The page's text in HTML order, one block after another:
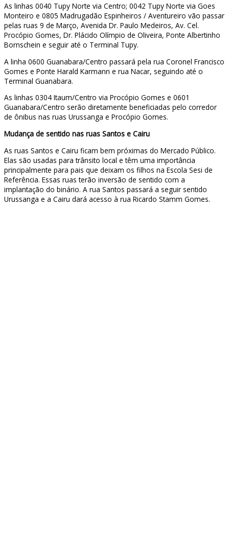
As linhas 0040 Tupy Norte via Centro; 0042 Tupy Norte via Goes
Monteiro e 0805 Madrugadão Espinheiros / Aventureiro vão passar
pelas ruas 9 de Março, Avenida Dr. Paulo Medeiros, Av. Cel.
Procópio Gomes, Dr. Plácido Olímpio de Oliveira, Ponte Albertinho
Bornschein e seguir até o Terminal Tupy.
A linha 0600 Guanabara/Centro passará pela rua Coronel Francisco
Gomes e Ponte Harald Karmann e rua Nacar, seguindo até o
Terminal Guanabara.
As linhas 0304 Itaum/Centro via Procópio Gomes e 0601
Guanabara/Centro serão diretamente beneficiadas pelo corredor
de ônibus nas ruas Urussanga e Procópio Gomes.
Mudança de sentido nas ruas Santos e Cairu
As ruas Santos e Cairu ficam bem próximas do Mercado Público.
Elas são usadas para trânsito local e têm uma importância
principalmente para pais que deixam os filhos na Escola Sesi de
Referência. Essas ruas terão inversão de sentido com a
implantação do binário. A rua Santos passará a seguir sentido
Urussanga e a Cairu dará acesso à rua Ricardo Stamm Gomes.